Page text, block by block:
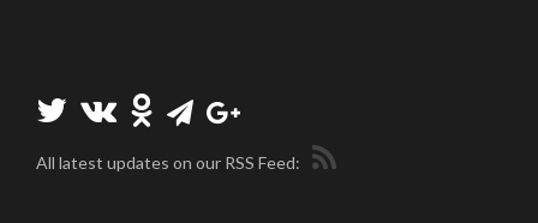
All latest updates on our RSS Feed: